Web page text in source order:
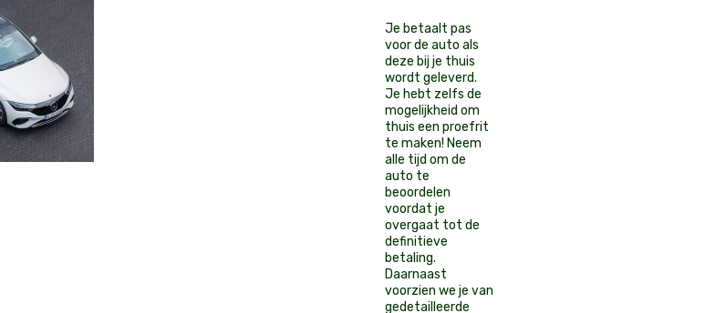
Je betaalt pas
voor de auto als
deze bij je thuis
wordt geleverd.
Je hebt zelfs de
mogelijkheid om
thuis een proefrit
te maken! Neem
alle tijd om de
auto te
beoordelen
voordat je
overgaat tot de
definitieve
betaling.
Daarnaast
voorzien we je van
gedetailleerde